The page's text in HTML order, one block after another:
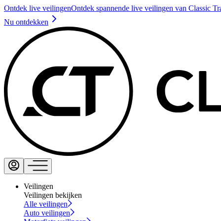
Ontdek live veilingenOntdek spannende live veilingen van Classic
Nu ontdekken
Veilingen
Veilingen bekijken
Alle veilingen
Auto veilingen